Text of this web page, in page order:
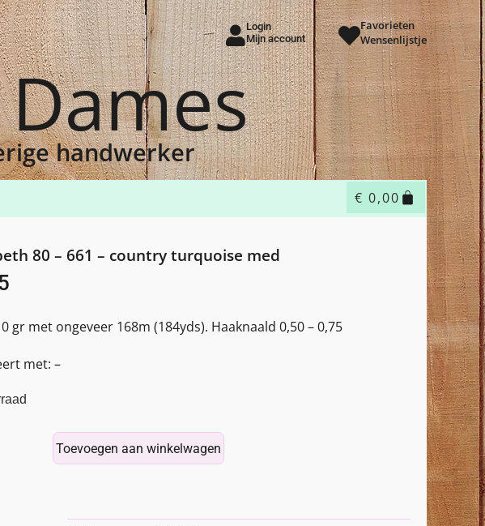
Login
Mijn account
Favorieten
Wensenlijstje
handwerker
€ 0,00
80 – 661 – country turquoise med
gr met ongeveer 168m (184yds). Haaknaald 0,50 – 0,75
met: –
Toevoegen aan winkelwagen